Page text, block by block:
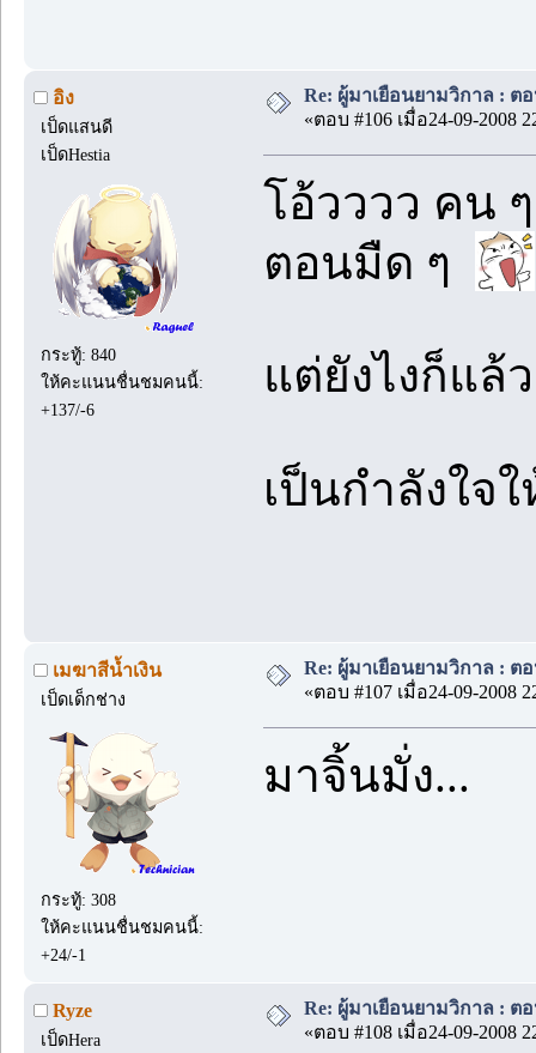
อิง
เป็ดแสนดี
เป็ดHestia
กระทู้: 840
ให้คะแนนชื่นชมคนนี้:
+137/-6
Re: ผู้มาเยือนยามวิกาล : ต
«ตอบ #106 เมื่อ24-09-2008
โอ้วววว คน
ตอนมืด ๆ
แต่ยังไงก็แล้
เป็นกำลังใ
เมฆาสีน้ำเงิน
เป็ดเด็กช่าง
กระทู้: 308
ให้คะแนนชื่นชมคนนี้:
+24/-1
Re: ผู้มาเยือนยามวิกาล : ต
«ตอบ #107 เมื่อ24-09-2008
มาจิ้นมั่ง...
Ryze
เป็ดHera
Re: ผู้มาเยือนยามวิกาล : ต
«ตอบ #108 เมื่อ24-09-2008